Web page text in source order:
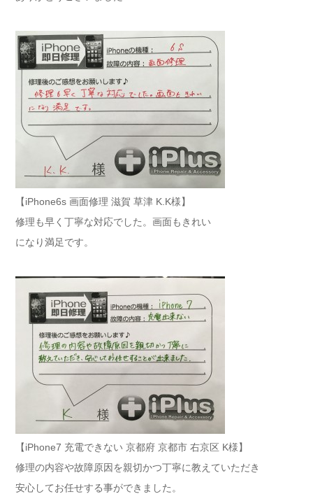
【iPhone6s 画面修理 滋賀 草津 K.K様】
修理も早く丁寧な対応でした。画面もきれい
になり満足です。
【iPhone7 充電できない 京都府 京都市 右京区 K様】
修理の内容や故障原因を親切かつ丁寧に教えていただき
安心してお任せする事ができました。